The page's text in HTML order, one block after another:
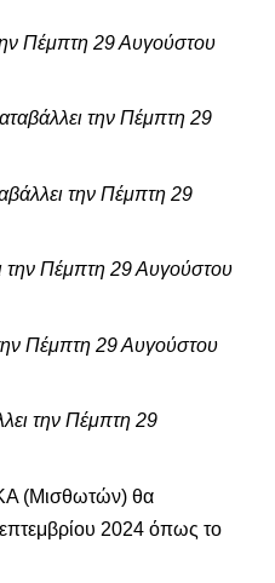
Πέμπτη 29 Αυγούστου
την Πέμπτη 29
την Πέμπτη 29
την Πέμπτη 29 Αυγούστου
Πέμπτη 29 Αυγούστου
την Πέμπτη 29
(Μισθωτών) θα
2024 όπως το